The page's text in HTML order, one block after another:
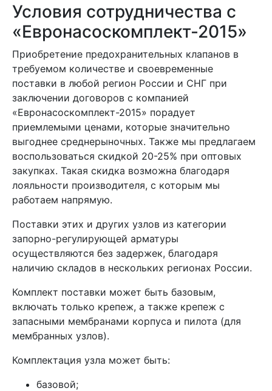
Условия сотрудничества с
«Евронасоскомплект-2015»
Приобретение предохранительных клапанов в
требуемом количестве и своевременные
поставки в любой регион России и СНГ при
заключении договоров с компанией
«Евронасоскомплект-2015» порадует
приемлемыми ценами, которые значительно
выгоднее среднерыночных. Также мы предлагаем
воспользоваться скидкой 20-25% при оптовых
закупках. Такая скидка возможна благодаря
лояльности производителя, с которым мы
работаем напрямую.
Поставки этих и других узлов из категории
запорно-регулирующей арматуры
осуществляются без задержек, благодаря
наличию складов в нескольких регионах России.
Комплект поставки может быть базовым,
включать только крепеж, а также крепеж с
запасными мембранами корпуса и пилота (для
мембранных узлов).
Комплектация узла может быть:
базовой;